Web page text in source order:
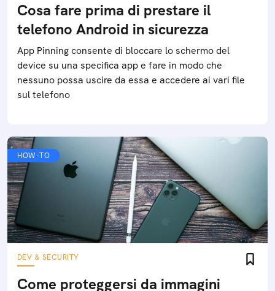
Cosa fare prima di prestare il
telefono Android in sicurezza
App Pinning consente di bloccare lo schermo del
device su una specifica app e fare in modo che
nessuno possa uscire da essa e accedere ai vari file
sul telefono
HOW-TO
DEV & SECURITY
Come proteggersi da immagini